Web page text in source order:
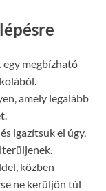
egy megbízható
amely legalább
igazítsuk el úgy,
közben
ne kerüljön túl